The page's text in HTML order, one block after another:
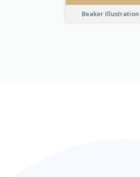
Beaker Illustration